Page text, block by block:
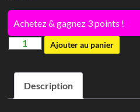
Achetez & gagnez 3 points !
quantité
Sticks
Lapins/Chinchillas
Fruits
Ajouter au panier
Description